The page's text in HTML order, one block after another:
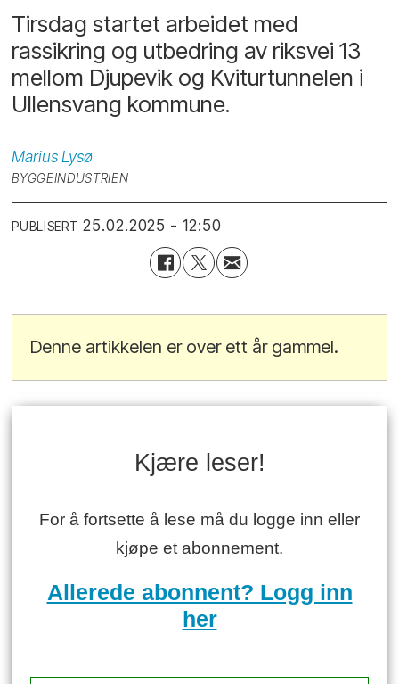
Tirsdag startet arbeidet med
rassikring og utbedring av riksvei 13
mellom Djupevik og Kviturtunnelen i
Ullensvang kommune.
Marius Lysø
BYGGEINDUSTRIEN
PUBLISERT 25.02.2025 - 12:50
Denne artikkelen er over ett år gammel.
Kjære leser!
For å fortsette å lese må du logge inn eller
kjøpe et abonnement.
Allerede abonnent? Logg inn
her